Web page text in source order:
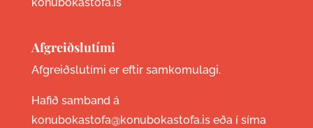
Afgreiðslutími
Afgreiðslutími er eftir samkomulagi.
Hafið samband á
konubokastofa@konubokastofa.is eða í síma